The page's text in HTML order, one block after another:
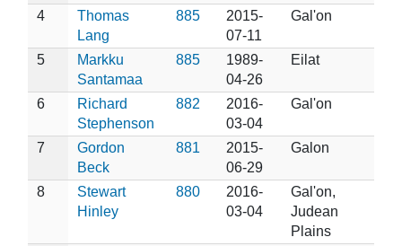
4
Thomas
Lang
885
2015-
07-11
Gal'on
5
Markku
Santamaa
885
1989-
04-26
Eilat
6
Richard
Stephenson
882
2016-
03-04
Gal'on
7
Gordon
Beck
881
2015-
06-29
Galon
8
Stewart
Hinley
880
2016-
03-04
Gal'on,
Judean
Plains